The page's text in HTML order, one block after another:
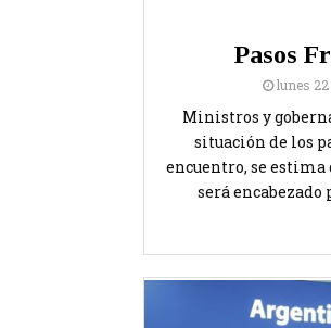
Pasos
lunes
Ministros y
situación de los
encuentro, se estima
será